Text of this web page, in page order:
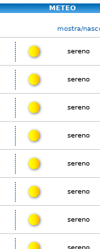
METEO
mostra/
sereno
sereno
sereno
sereno
sereno
sereno
sereno
sereno